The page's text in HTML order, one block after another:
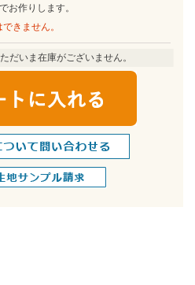
でお作りします。
きません。
だいま在庫がございません。